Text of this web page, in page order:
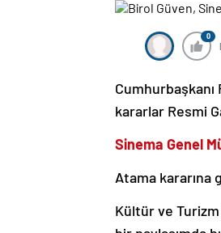
0
kararlar Resmi
Sinema Genel
Atama kararına
Kültür ve Turizm